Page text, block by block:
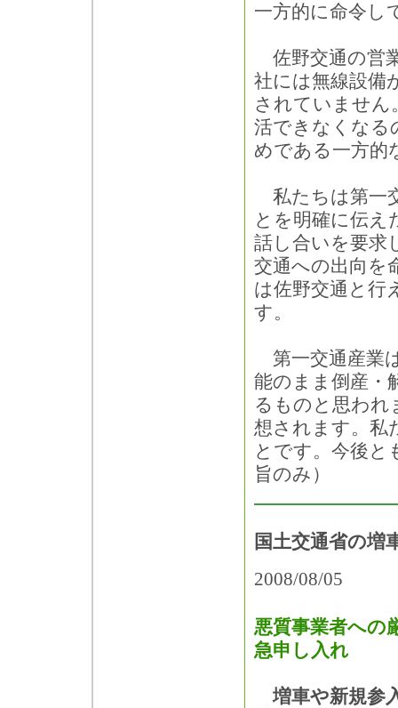
一方的に命令し
佐野交通の営
社には無線設備
されていません
活できなくなる
めである一方的
私たちは第一
とを明確に伝え
話し合いを要求
交通への出向を
は佐野交通と行
す。
第一交通産業
能のまま倒産・
るものと思われ
想されます。私
とです。今後
旨のみ）
国土交通省の増
2008/08/05
悪質事業者への
急申し入れ
増車や新規参